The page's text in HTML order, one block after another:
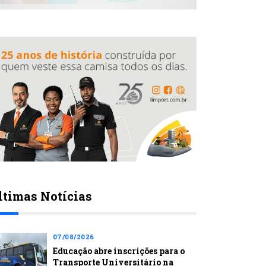
Notícias
07/08/2026
Educação abre inscrições para o
Transporte Universitário na